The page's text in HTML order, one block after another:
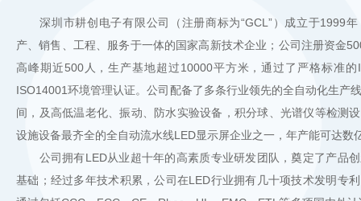
深圳市耕创电子有限公司（注册商标为“GCL”）成立于1999年
产、销售、工程、服务于一体的国家高新技术企业；公司注册资金
高峰期近500人，生产基地超过10000平方米，通过了严格标准的
ISO14001环境管理认证。公司配备了多条行业领先的全自动化生产
间，及高低温老化、振动、防水实验设备，积分球、光谱仪等检测
设施设备最齐全的全自动流水线LED显示屏企业之一，年产能可达数
公司拥有LED从业超十年的高素质专业研发团队，奠定了产品创
基础；经过多年技术积累，公司在LED行业拥有几十项技术发明专